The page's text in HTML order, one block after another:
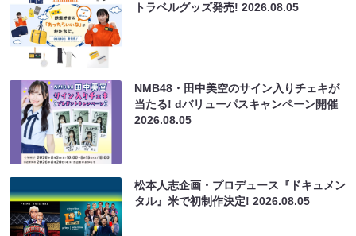
トラベルグッズ発売!2026.08.05
NMB48・田中美空のサイン入りチェキが
当たる! dバリューパスキャンペーン開催
2026.08.05
松本人志企画・プロデュース『ドキュメン
タル』米で初制作決定!2026.08.05